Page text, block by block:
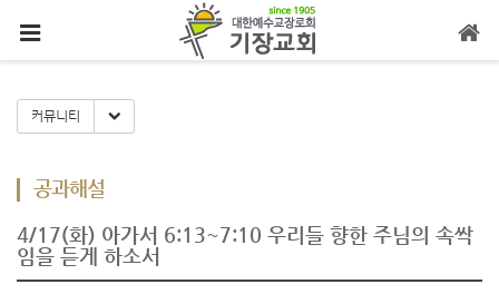
커뮤니티 Toggle Dropdown
공과해설
4/17(화) 아가서 6:13~7:10 우리들 향한 주님의 속싹
임을 듣게 하소서